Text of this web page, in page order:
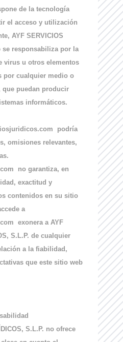
de la tecnología
el acceso y utilización
AYF SERVICIOS
se responsabiliza por la
virus u otros elementos
por cualquier medio o
que puedan producir
informáticos.
podría
omisiones relevantes,
no garantiza, en
exactitud y
contenidos en su sitio
a
exonera a AYF
S.L.P. de cualquier
a la fiabilidad,
que este sitio web
S.L.P. no ofrece